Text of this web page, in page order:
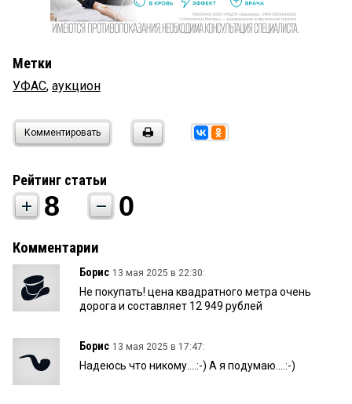
Метки
УФАС, аукцион
Комментировать
Рейтинг статьи
8 0
Комментарии
Борис 13 мая 2025 в 22:30:
Не покупать! цена квадратного метра очень
дорога и составляет 12 949 рублей
Борис 13 мая 2025 в 17:47:
Надеюсь что никому....:-) А я подумаю....:-)